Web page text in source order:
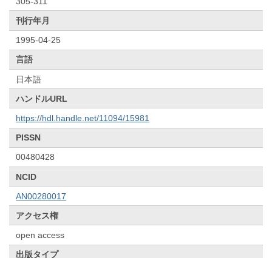
刊行年月
1995-04-25
言語
日本語
ハンドルURL
https://hdl.handle.net/11094/15981
PISSN
00480428
NCID
AN00280017
アクセス権
open access
出版タイプ